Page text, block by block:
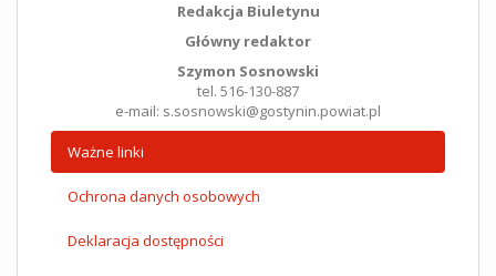
Redakcja Biuletynu
Główny redaktor
Szymon Sosnowski
tel. 516-130-887
e-mail: s.sosnowski@gostynin.powiat.pl
Ważne linki
Ochrona danych osobowych
Deklaracja dostępności